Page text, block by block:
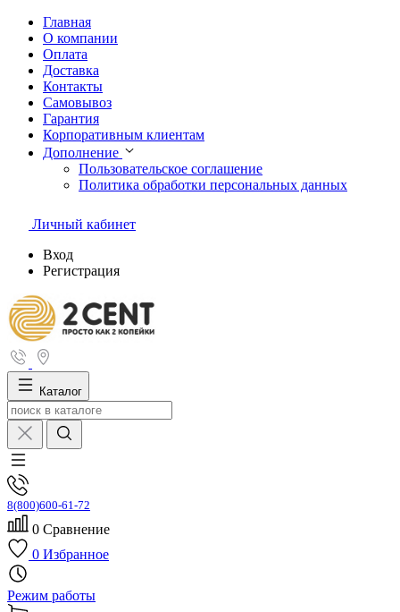
Главная
О компании
Оплата
Доставка
Контакты
Самовывоз
Гарантия
Корпоративным клиентам
Дополнение
Пользовательское соглашение
Политика обработки персональных данных
Личный кабинет
Вход
Регистрация
Каталог
8(800)600-61-72
0 Сравнение
0 Избранное
Режим работы